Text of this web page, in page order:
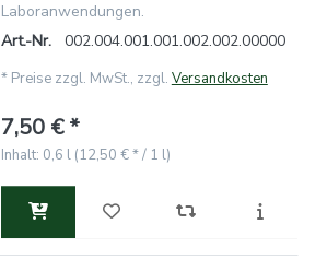
Laboranwendungen.
Art.-Nr.
002.004.001.001.002.002.00000
* Preise zzgl. MwSt., zzgl. Versandkosten
7,50 € *
Inhalt: 0,6 l (12,50 € * / 1 l)